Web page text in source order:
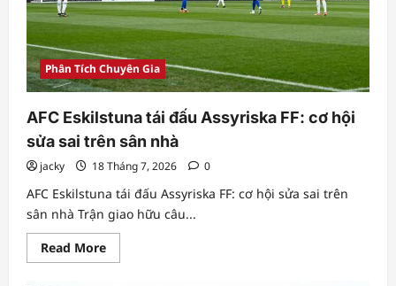
Phân Tích Chuyên Gia
AFC Eskilstuna tái đấu Assyriska FF: cơ hội
sửa sai trên sân nhà
jacky 18 Tháng 7, 2026 0
AFC Eskilstuna tái đấu Assyriska FF: cơ hội sửa sai trên
sân nhà Trận giao hữu câu...
Read MoreRead
more